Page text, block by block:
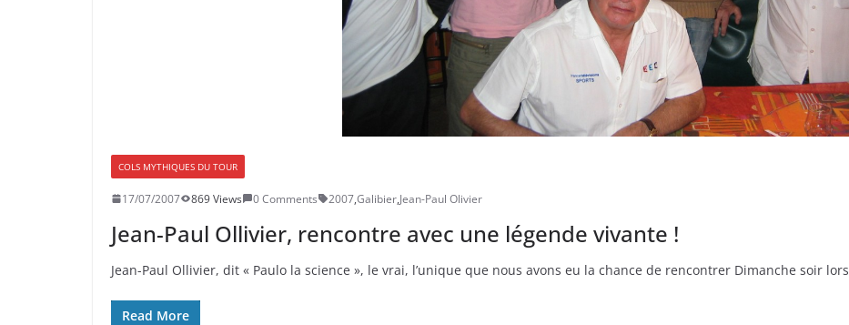
COLS MYTHIQUES DU TOUR
17/07/2007 869 Views 0 Comments 2007,Galibier,Jean-Paul Olivier
Jean-Paul Ollivier, rencontre avec une légende vivante !
Jean-Paul Ollivier, dit « Paulo la science », le vrai, l’unique que nous avons eu la chance de rencontrer Dimanche soir lors
Read More